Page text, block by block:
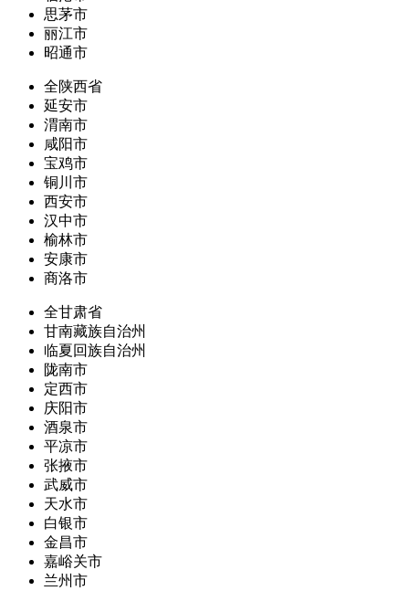
思茅市
丽江市
昭通市
全陕西省
延安市
渭南市
咸阳市
宝鸡市
铜川市
西安市
汉中市
榆林市
安康市
商洛市
全甘肃省
甘南藏族自治州
临夏回族自治州
陇南市
定西市
庆阳市
酒泉市
平凉市
张掖市
武威市
天水市
白银市
金昌市
嘉峪关市
兰州市